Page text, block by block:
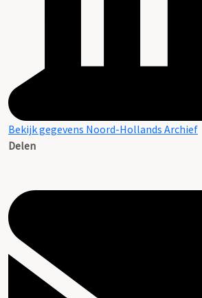
Bekijk gegevens Noord-Hollands Archief
Delen